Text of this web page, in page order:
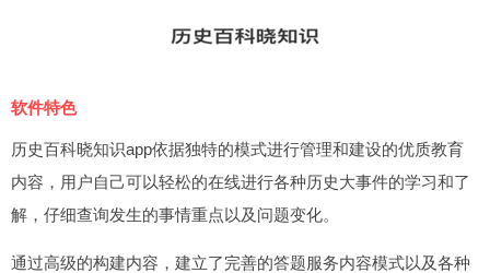
软件特色
历史百科晓知识app依据独特的模式进行管理和建设的优质教育
内容，用户自己可以轻松的在线进行各种历史大事件的学习和了
解，仔细查询发生的事情重点以及问题变化。
通过高级的构建内容，建立了完善的答题服务内容模式以及各种